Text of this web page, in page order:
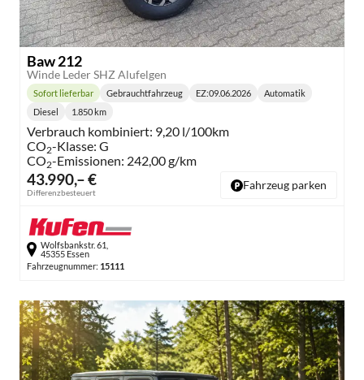
Baw 212
Winde Leder SHZ Alufelgen
43.990,– €
Differenzbesteuert
Lieferzeit:
Sofort lieferbar Gebrauchtfahrzeug EZ:09.06.2026 Automatik
Diesel 1.850 km
Verbrauch kombiniert: 9,20 l/100km
CO2-Klasse: G
CO2-Emissionen: 242,00 g/km
Fahrzeug parken
Wolfsbankstr. 61,
45355 Essen
Fahrzeugnummer: 15111